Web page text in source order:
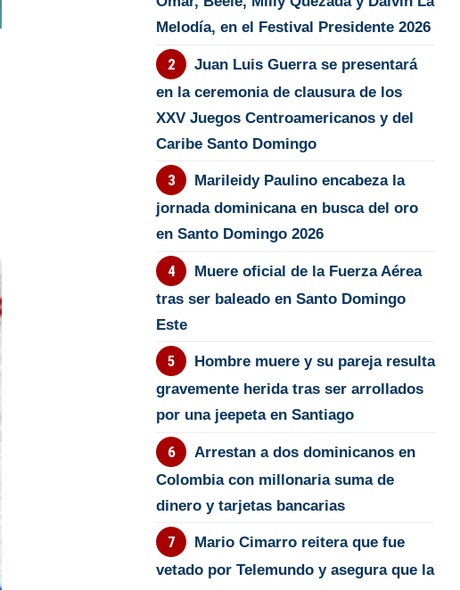
Melodía, en el Festival Presidente 2026
Juan Luis Guerra se presentará
en la ceremonia de clausura de los
XXV Juegos Centroamericanos y del
Caribe Santo Domingo
Marileidy Paulino encabeza la
jornada dominicana en busca del oro
en Santo Domingo 2026
Muere oficial de la Fuerza Aérea
tras ser baleado en Santo Domingo
Este
Hombre muere y su pareja resulta
gravemente herida tras ser arrollados
por una jeepeta en Santiago
Arrestan a dos dominicanos en
Colombia con millonaria suma de
dinero y tarjetas bancarias
Mario Cimarro reitera que fue
vetado por Telemundo y asegura que la